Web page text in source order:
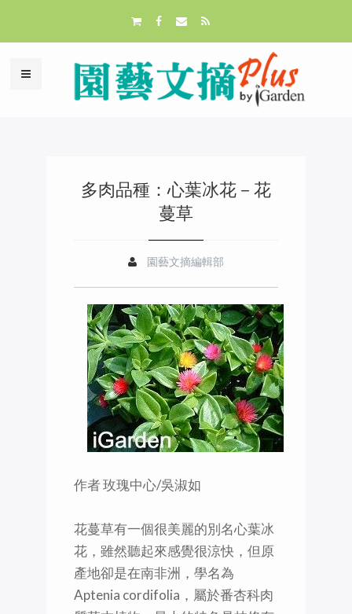
多肉品種：心葉冰花－花
蔓草
園藝文摘編輯部
作者 玫瑰中心/吳淑如
花蔓草有一個很美麗的別名心葉冰
花，雖然聽起來感覺很涼快，但原
產地卻是在南非洲，學名為
Aptenia cordifolia，屬於番杏科肉